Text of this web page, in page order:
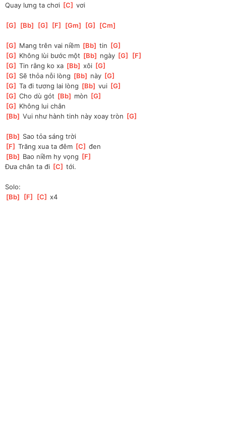
Quay lưng ta chơi [C ] vơi
[G [Bb [G [F [Gm [G [Cm
[G Mang trên vai niềm [Bb ] tin [G
[G Không lùi bước một [Bb ngày [G [F
[G ] Tin rằng ko xa [Bb ] xôi [G
[G Sẽ thỏa nỗi lòng [Bb này [G
[G ] Ta đi tương lai lòng [Bb ] vui [G
[G ] Cho dù gót [Bb mòn [G
[G
Không lui chân
[Bb ] Vui như hành tinh này xoay tròn [G
[Bb
Sao tỏa sáng trời
[F ] Trăng xua ta đêm [C ] đen
[Bb Bao niềm hy vọng [F
Đưa chân ta đi [C ] tới.
Solo:
[Bb [F [C ] x4